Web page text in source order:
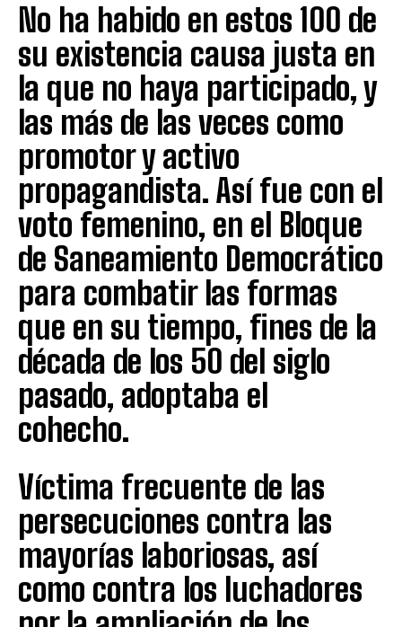
No ha habido en estos 100 de
su existencia causa justa en
la que no haya participado, y
las más de las veces como
promotor y activo
propagandista. Así fue con el
voto femenino, en el Bloque
de Saneamiento Democrático
para combatir las formas
que en su tiempo, fines de la
década de los 50 del siglo
pasado, adoptaba el
cohecho.
Víctima frecuente de las
persecuciones contra las
mayorías laboriosas, así
como contra los luchadores